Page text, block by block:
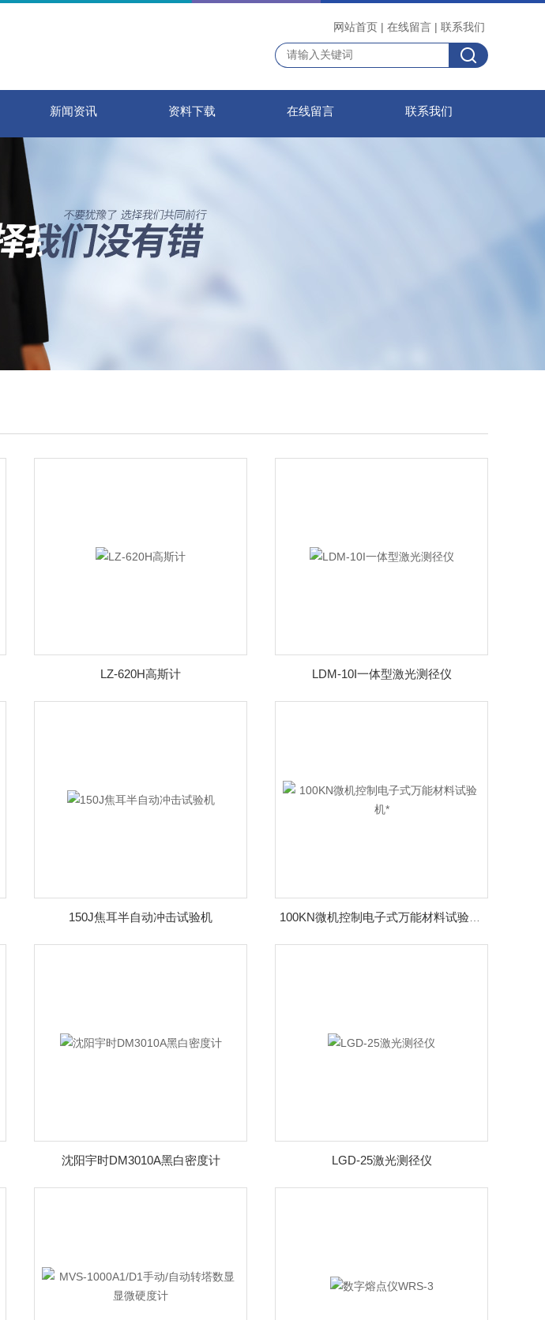
网站首页 | 在线留言 | 联系我们
新闻资讯 资料下载 在线留言 联系我们
LZ-620H高斯计 LDM-10I一体型激光测径仪
150J焦耳半自动冲击试验机
沈阳宇时DM3010A黑白密度计 LGD-25激光测径仪